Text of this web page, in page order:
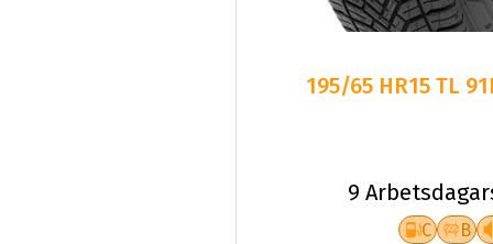
195/65 HR15 TL
9
C B